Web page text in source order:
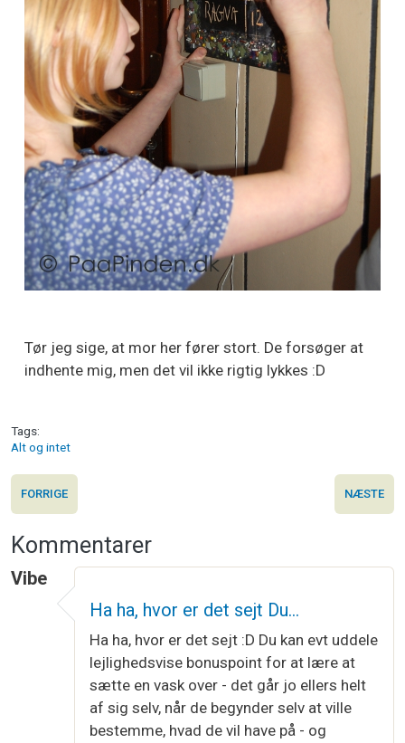
Tør jeg sige, at mor her fører stort. De forsøger at
indhente mig, men det vil ikke rigtig lykkes :D
Tags
Alt og intet
FORRIGE NÆSTE
Kommentarer
Vibe
Ha ha, hvor er det sejt Du…
Ha ha, hvor er det sejt :D Du kan evt uddele
lejlighedsvise bonuspoint for at lære at
sætte en vask over - det går jo ellers helt
af sig selv, når de begynder selv at ville
bestemme, hvad de vil have på - og